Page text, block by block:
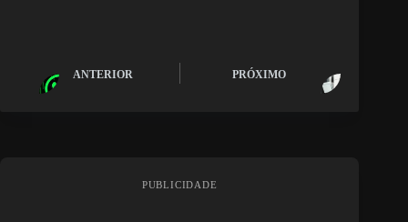
ANTERIOR PRÓXIMO
PUBLICIDADE